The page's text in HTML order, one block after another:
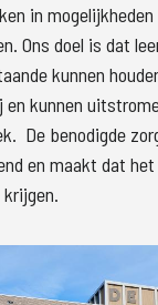
in mogelijkheden
Ons doel is dat
kunnen
kunnen
De benodigde
en maakt dat